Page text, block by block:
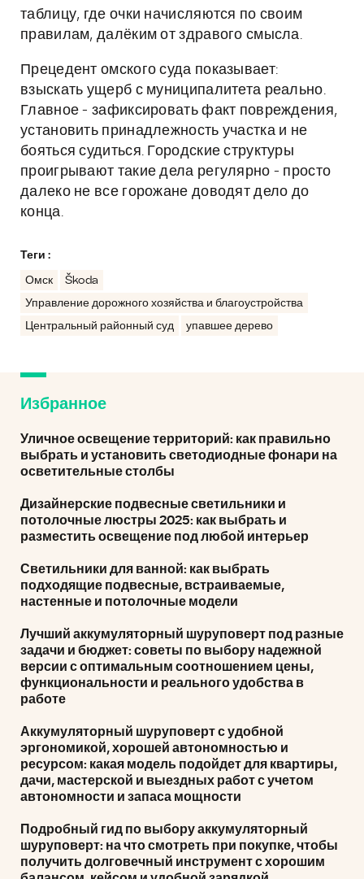
таблицу, где очки начисляются по своим
правилам, далёким от здравого смысла.
Прецедент омского суда показывает:
взыскать ущерб с муниципалитета реально.
Главное - зафиксировать факт повреждения,
установить принадлежность участка и не
бояться судиться. Городские структуры
проигрывают такие дела регулярно - просто
далеко не все горожане доводят дело до
конца.
Теги :
Омск
Škoda
Управление дорожного хозяйства и благоустройства
Центральный районный суд
упавшее дерево
Избранное
Уличное освещение территорий: как правильно
выбрать и установить светодиодные фонари на
осветительные столбы
Дизайнерские подвесные светильники и
потолочные люстры 2025: как выбрать и
разместить освещение под любой интерьер
Светильники для ванной: как выбрать
подходящие подвесные, встраиваемые,
настенные и потолочные модели
Лучший аккумуляторный шуруповерт под разные
задачи и бюджет: советы по выбору надежной
версии с оптимальным соотношением цены,
функциональности и реального удобства в
работе
Аккумуляторный шуруповерт с удобной
эргономикой, хорошей автономностью и
ресурсом: какая модель подойдет для квартиры,
дачи, мастерской и выездных работ с учетом
автономности и запаса мощности
Подробный гид по выбору аккумуляторный
шуруповерт: на что смотреть при покупке, чтобы
получить долговечный инструмент с хорошим